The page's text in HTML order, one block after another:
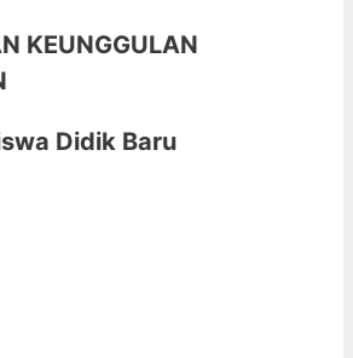
KEUNGGULAN
Didik Baru